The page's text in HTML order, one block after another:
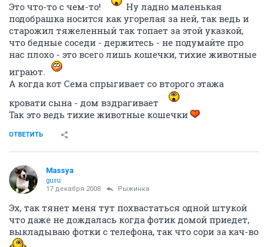
Это что-то с чем-то!
Ну ладно маленькая
подобрашка носится как угорелая за ней, так ведь и
старожил тяжеленный так топает за этой указкой,
что бедные соседи - держитесь - не подумайте про
нас плохо - это всего лишь кошечки, тихие животные
играют.
А когда кот Сема спрыгивает со второго этажа
кровати сына - дом вздрагивает
Так это ведь тихие животные кошечки
ОТВЕТИТЬ
Massya
guru
17 декабря 2008 Рыжинка
Эх, так тянет меня тут похвастаться одной штукой
что даже не дождалась когда фотик домой приедет,
выкладываю фотки с телефона, так что сори за кач-во